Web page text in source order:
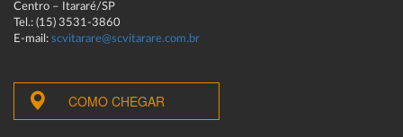
Centro – Itararé/SP
Tel.: (15) 3531-3860
E-mail: scvitarare@scvitarare.com.br
COMO CHEGAR